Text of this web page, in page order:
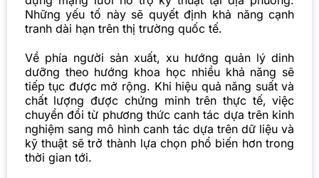
Những yếu tố này sẽ quyết định khả năng cạnh
tranh dài hạn trên thị trường quốc tế.
Về phía người sản xuất, xu hướng quản lý dinh
dưỡng theo hướng khoa học nhiều khả năng sẽ
tiếp tục được mở rộng. Khi hiệu quả năng suất và
chất lượng được chứng minh trên thực tế, việc
chuyển đổi từ phương thức canh tác dựa trên kinh
nghiệm sang mô hình canh tác dựa trên dữ liệu và
kỹ thuật sẽ trở thành lựa chọn phổ biến hơn trong
thời gian tới.